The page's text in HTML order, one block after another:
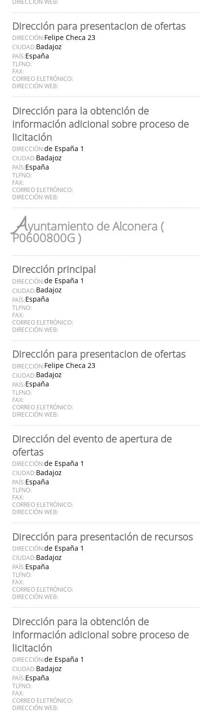
Dirección para presentacion de ofertas
DIRECCIÓN:Felipe Checa 23
CIUDAD:Badajoz
PAÍS:España
TLFNO:
FAX:
CORREO ELETRÓNICO:
DIRECCIÓN WEB:
Dirección para la obtención de
información adicional sobre proceso de
licitación
DIRECCIÓN:de España 1
CIUDAD:Badajoz
PAÍS:España
TLFNO:
FAX:
CORREO ELETRÓNICO:
DIRECCIÓN WEB:
Ayuntamiento de Alconera (
P0600800G )
Dirección principal
DIRECCIÓN:de España 1
CIUDAD:Badajoz
PAÍS:España
TLFNO:
FAX:
CORREO ELETRÓNICO:
DIRECCIÓN WEB:
Dirección para presentacion de ofertas
DIRECCIÓN:Felipe Checa 23
CIUDAD:Badajoz
PAÍS:España
TLFNO:
FAX:
CORREO ELETRÓNICO:
DIRECCIÓN WEB:
Dirección del evento de apertura de
ofertas
DIRECCIÓN:de España 1
CIUDAD:Badajoz
PAÍS:España
TLFNO:
FAX:
CORREO ELETRÓNICO:
DIRECCIÓN WEB:
Dirección para presentación de recursos
DIRECCIÓN:de España 1
CIUDAD:Badajoz
PAÍS:España
TLFNO:
FAX:
CORREO ELETRÓNICO:
DIRECCIÓN WEB:
Dirección para la obtención de
información adicional sobre proceso de
licitación
DIRECCIÓN:de España 1
CIUDAD:Badajoz
PAÍS:España
TLFNO:
FAX:
CORREO ELETRÓNICO:
DIRECCIÓN WEB: